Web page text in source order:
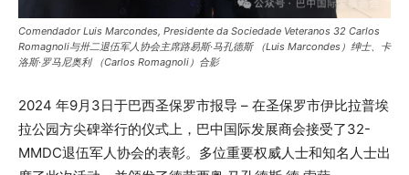
Comendador Luis Marcondes, Presidente da Sociedade Veteranos 32 Carlos
Romagnoli与卅二退伍军人协会主席路易斯·马孔德斯 （Luis Marcondes）绅士、卡
洛斯·罗马尼奥利 （Carlos Romagnoli）合影
2024 年9月3日于巴西圣保罗市报导 – 在圣保罗市伊比拉普埃
拉公园方尖碑举行的仪式上，巴中国际发展商会接受了32-
MMDC退伍军人协会的表彰。多位重要权威人士和知名人士出